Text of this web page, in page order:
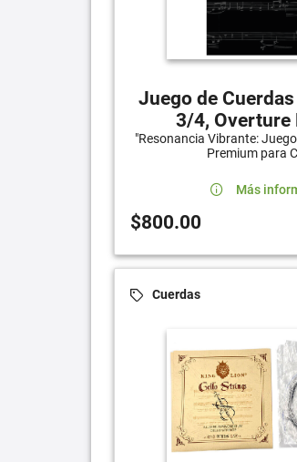
Juego de
3/4, Overture
"Resonancia Vibrante:
Premium para
Más
$800.00
Cuerdas